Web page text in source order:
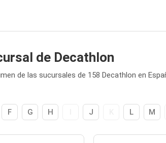
de Decathlon
de las sucursales de 158 Decathlon en
F G H J L M